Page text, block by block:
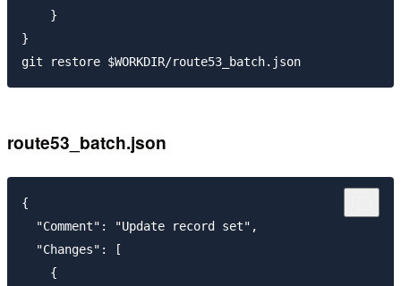
    }
}
route53_batch.json
{
  "Comment": "Update record set",
  "Changes": [
    {